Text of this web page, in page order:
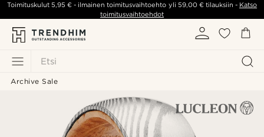
Etsi
Toimituskulut5,95 € - ilmainen toimitusvaihtoehto yli 59,00 €tilauksiin - Katso
toimitusvaihtoehdot
Archive Sale